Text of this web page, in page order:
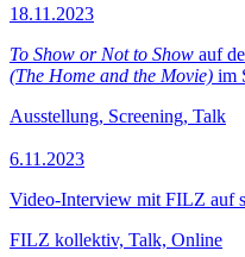
18.11.2023
To Show or Not to Show auf
(The Home and the Movie) im
Ausstellung, Screening, Talk
6.11.2023
Video-Interview mit FILZ auf
FILZ kollektiv, Talk, Online